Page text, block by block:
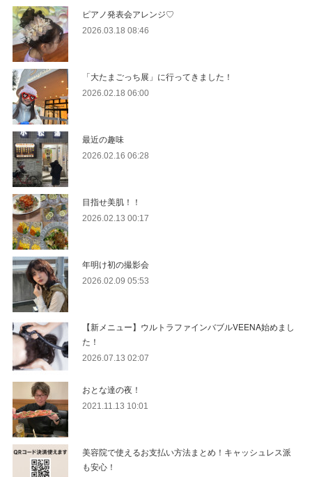
ピアノ発表会アレンジ♡
2026.03.18 08:46
「大たまごっち展」に行ってきました！
2026.02.18 06:00
最近の趣味
2026.02.16 06:28
目指せ美肌！！
2026.02.13 00:17
年明け初の撮影会
2026.02.09 05:53
【新メニュー】ウルトラファインバブルVEENA始めまし
た！
2026.07.13 02:07
おとな達の夜！
2021.11.13 10:01
美容院で使えるお支払い方法まとめ！キャッシュレス派
も安心！